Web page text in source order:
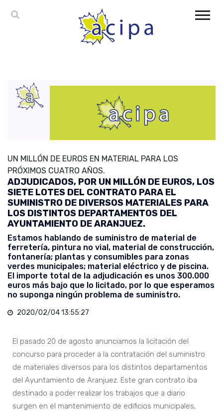
UN MILLÓN DE EUROS EN MATERIAL PARA LOS
PRÓXIMOS CUATRO AÑOS.
ADJUDICADOS, POR UN MILLÓN DE EUROS, LOS
SIETE LOTES DEL CONTRATO PARA EL
SUMINISTRO DE DIVERSOS MATERIALES PARA
LOS DISTINTOS DEPARTAMENTOS DEL
AYUNTAMIENTO DE ARANJUEZ.
Estamos hablando de suministro de material de
ferretería, pintura no vial, material de construcción,
fontanería; plantas y consumibles para zonas
verdes municipales; material eléctrico y de piscina.
El importe total de la adjudicación es unos 300.000
euros más bajo que lo licitado, por lo que esperamos
no suponga ningún problema de suministro.
2020/02/04 13:55:27
El pasado 20 de agosto anunciamos la licitación del
concurso para proceder a la contratación del suministro
de materiales diversos para los distintos departamentos
del Ayuntamiento de Aranjuez. Este gran contrato iba
destinado a poder realizar los trabajos que a diario
surgen en el mantenimiento de edificios municipales,